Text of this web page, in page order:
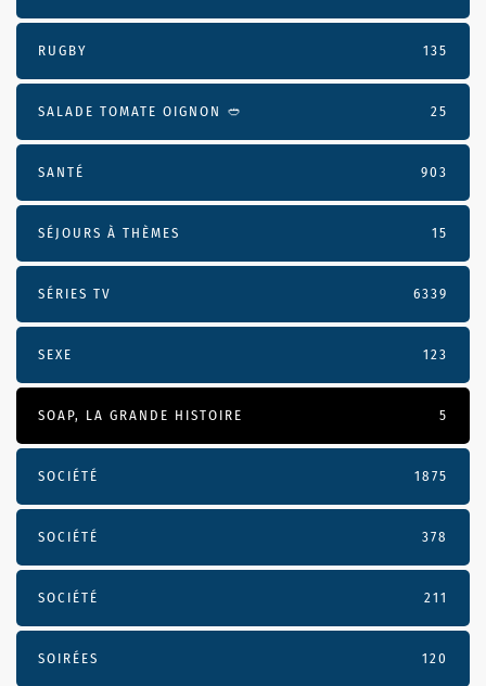
RUGBY 135
SALADE TOMATE OIGNON 🥙 25
SANTÉ 903
SÉJOURS À THÈMES 15
SÉRIES TV 6339
SEXE 123
SOAP, LA GRANDE HISTOIRE 5
SOCIÉTÉ 1875
SOCIÉTÉ 378
SOCIÉTÉ 211
SOIRÉES 120